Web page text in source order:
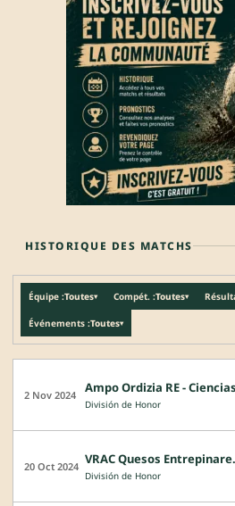
HISTORIQUE DES MATCHS
Équipe :Toutes▾ Compét. :Toutes▾
Événements :Toutes▾
2 Nov 2024
División de Honor
20 Oct 2024 VRAC
División de Honor